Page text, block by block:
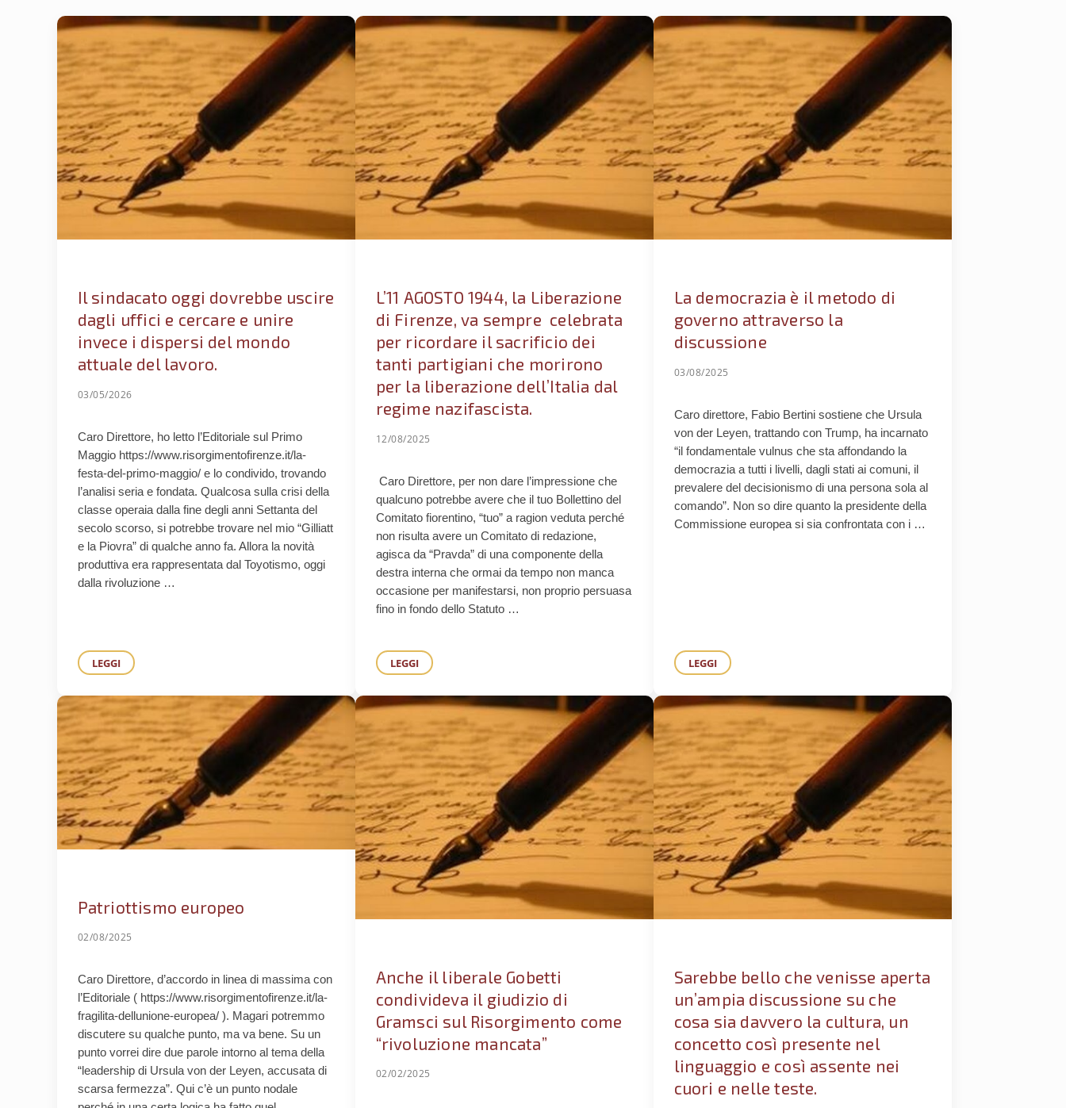
Il sindacato oggi dovrebbe uscire
dagli uffici e cercare e unire
invece i dispersi del mondo
attuale del lavoro.
03/05/2026
Caro Direttore, ho letto l’Editoriale sul Primo
Maggio https://www.risorgimentofirenze.it/la-
festa-del-primo-maggio/ e lo condivido, trovando
l’analisi seria e fondata. Qualcosa sulla crisi della
classe operaia dalla fine degli anni Settanta del
secolo scorso, si potrebbe trovare nel mio “Gilliatt
e la Piovra” di qualche anno fa. Allora la novità
produttiva era rappresentata dal Toyotismo, oggi
dalla rivoluzione …
LEGGI
IL SINDACATO OGGI DOVREBBE USCIRE DAGLI UFFICI E CERCARE E UNIRE INVECE I DISPERSI DEL MONDO ATTUALE DEL LAVORO.
L’11 AGOSTO 1944, la Liberazione
di Firenze, va sempre celebrata
per ricordare il sacrificio dei
tanti partigiani che morirono
per la liberazione dell’Italia dal
regime nazifascista.
12/08/2025
Caro Direttore, per non dare l’impressione che
qualcuno potrebbe avere che il tuo Bollettino del
Comitato fiorentino, “tuo” a ragion veduta perché
non risulta avere un Comitato di redazione,
agisca da “Pravda” di una componente della
destra interna che ormai da tempo non manca
occasione per manifestarsi, non proprio persuasa
fino in fondo dello Statuto …
LEGGI
L’11 AGOSTO 1944, LA LIBERAZIONE DI FIRENZE, VA SEMPRE CELEBRATA PER RICORDARE IL SACRIFICIO DEI TANTI PARTIGIANI CHE
La democrazia è il metodo di
governo attraverso la
discussione
03/08/2025
Caro direttore, Fabio Bertini sostiene che Ursula
von der Leyen, trattando con Trump, ha incarnato
“il fondamentale vulnus che sta affondando la
democrazia a tutti i livelli, dagli stati ai comuni, il
prevalere del decisionismo di una persona sola al
comando”. Non so dire quanto la presidente della
Commissione europea si sia confrontata con i …
LEGGI
LA DEMOCRAZIA È IL METODO DI GOVERNO ATTRAVERSO LA
Patriottismo europeo
02/08/2025
Caro Direttore, d’accordo in linea di massima con
l’Editoriale ( https://www.risorgimentofirenze.it/la-
fragilita-dellunione-europea/ ). Magari potremmo
discutere su qualche punto, ma va bene. Su un
punto vorrei dire due parole intorno al tema della
“leadership di Ursula von der Leyen, accusata di
scarsa fermezza”. Qui c’è un punto nodale
Anche il liberale Gobetti
condivideva il giudizio di
Gramsci sul Risorgimento come
“rivoluzione mancata”
02/02/2025
Sarebbe bello che venisse aperta
un’ampia discussione su che
cosa sia davvero la cultura, un
concetto così presente nel
linguaggio e così assente nei
cuori e nelle teste.